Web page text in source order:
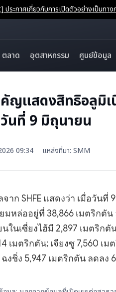
ระกาศเกี่ยวกับการเปิดตัวอย่างเป็นท
ตลาด อุตสาหกรรม ศูนย์ข้อมูล
คัญแสดงสิทธิอลูมิ
นที่ 9 มิถุนายน
09:34 แหล่งที่มา: SMM
จาก SHFE แสดงว่า เมื่อวั
มหล่ออยู่ที่ 38,866 เมตริกตั
นเซี่ยงไฮ้มี 2,897 เมตริกตั
เมตริกตัน; เจียงซู 7,560 เ
งชิ่ง 5,947 เมตริกตัน ลดลง